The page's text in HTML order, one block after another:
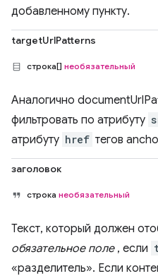
добавленному пункту.
targetUrlPatterns
строка[] необязательный
Аналогично
фильтровать по атрибуту
атрибуту href тегов
заголовок
строка необязательный
Текст, который должен
обязательное поле, если
«разделитель». Если